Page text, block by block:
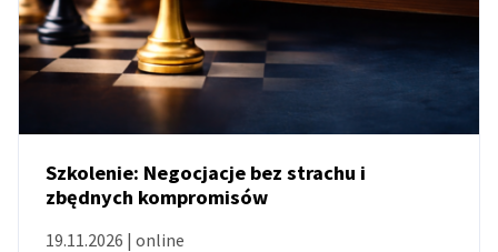
Szkolenie: Negocjacje bez strachu i
zbędnych kompromisów
19.11.2026 | online